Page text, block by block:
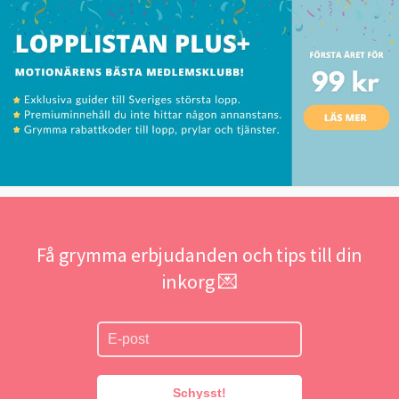
Få grymma erbjudanden och tips till din
inkorg 💌
Schysst!